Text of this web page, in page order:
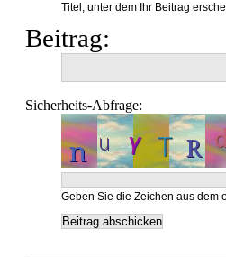
Titel, unter dem Ihr Beitrag
Beitrag:
Sicherheits-Abfrage:
Geben Sie die Zeichen aus dem